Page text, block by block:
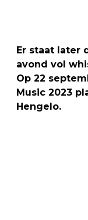
Er staat later
avond vol
Op 22
Music 2023
Hengelo.